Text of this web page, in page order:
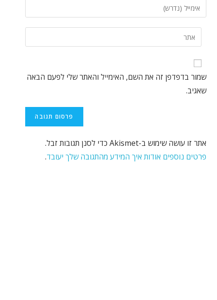
שמור בדפדפן זה את השם, האימייל והאתר שלי לפעם הבאה
שאגיב.
אתר זו עושה שימוש ב-Akismet כדי לסנן תגובות זבל.
פרטים נוספים אודות איך המידע מהתגובה שלך יעובד.